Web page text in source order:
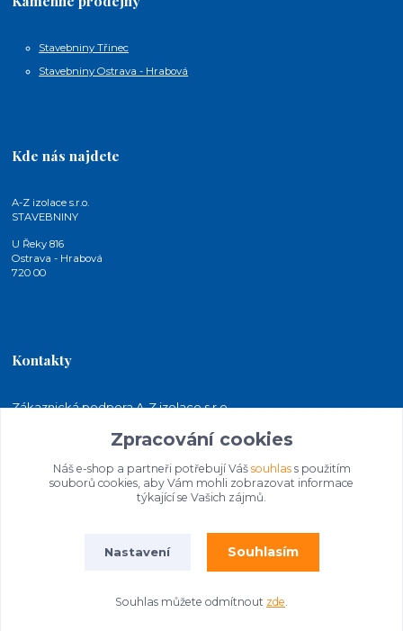
Stavebniny Třinec
Stavebniny Ostrava - Hrabová
Kde nás najdete
A-Z izolace s.r.o.
STAVEBNINY
U Řeky 816
Ostrava - Hrabová
720 00
Kontakty
Zákaznická podpora A-Z izolace s.r.o.
jakubkaleta@azizolace.cz
Zpracování cookies
Náš e-shop a partneři potřebují Váš souhlass použitím
souborů cookies, aby Vám mohli zobrazovat informace
týkající se Vašich zájmů.
Nastavení Souhlasím
Souhlas můžete odmítnout zde